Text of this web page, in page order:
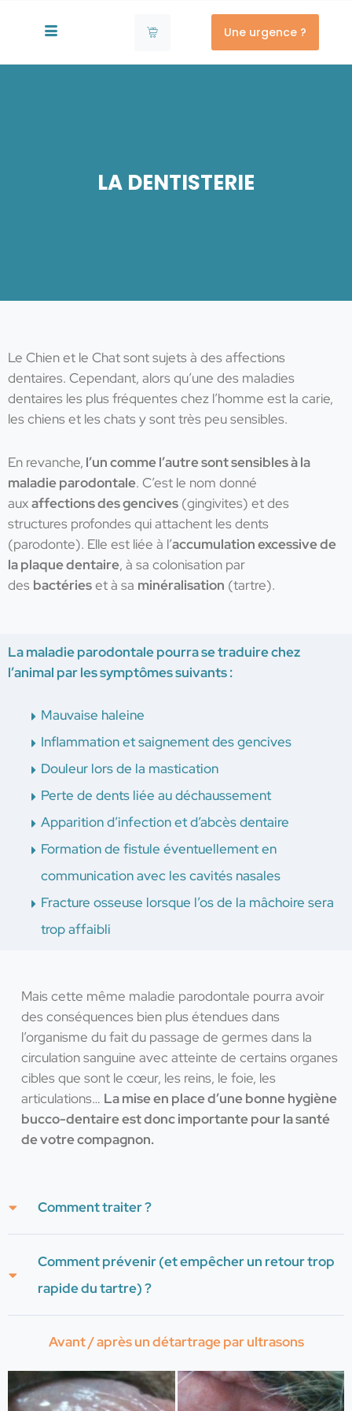
Une urgence ?
LA DENTISTERIE
Le Chien et le Chat sont sujets à des affections
dentaires. Cependant, alors qu’une des maladies
dentaires les plus fréquentes chez l’homme est la carie,
les chiens et les chats y sont très peu sensibles.
En revanche, l’un comme l’autre sont sensibles à la
maladie parodontale. C’est le nom donné
auxaffections des gencives (gingivites) et des
structures profondes qui attachent les dents
(parodonte). Elle est liée à l’accumulation excessive de
la plaque dentaire, à sa colonisation par
des bactérieset à sa minéralisation (tartre).
La maladie parodontale pourra se traduire chez
l’animal par les symptômes suivants :
Mauvaise haleine
Inflammation et saignement des gencives
Douleur lors de la mastication
Perte de dents liée au déchaussement
Apparition d’infection et d’abcès dentaire
Formation de fistule éventuellement en
communication avec les cavités nasales
Fracture osseuse lorsque l’os de la mâchoire sera
trop affaibli
Mais cette même maladie parodontale pourra avoir
des conséquences bien plus étendues dans
l’organisme du fait du passage de germes dans la
circulation sanguine avec atteinte de certains organes
cibles que sont le cœur, les reins, le foie, les
articulations… La mise en place d’une bonne hygiène
bucco-dentaire est donc importante pour la santé
de votre compagnon.
Comment traiter ?
Comment prévenir (et empêcher un retour trop
rapide du tartre) ?
Avant / après un détartrage par ultrasons